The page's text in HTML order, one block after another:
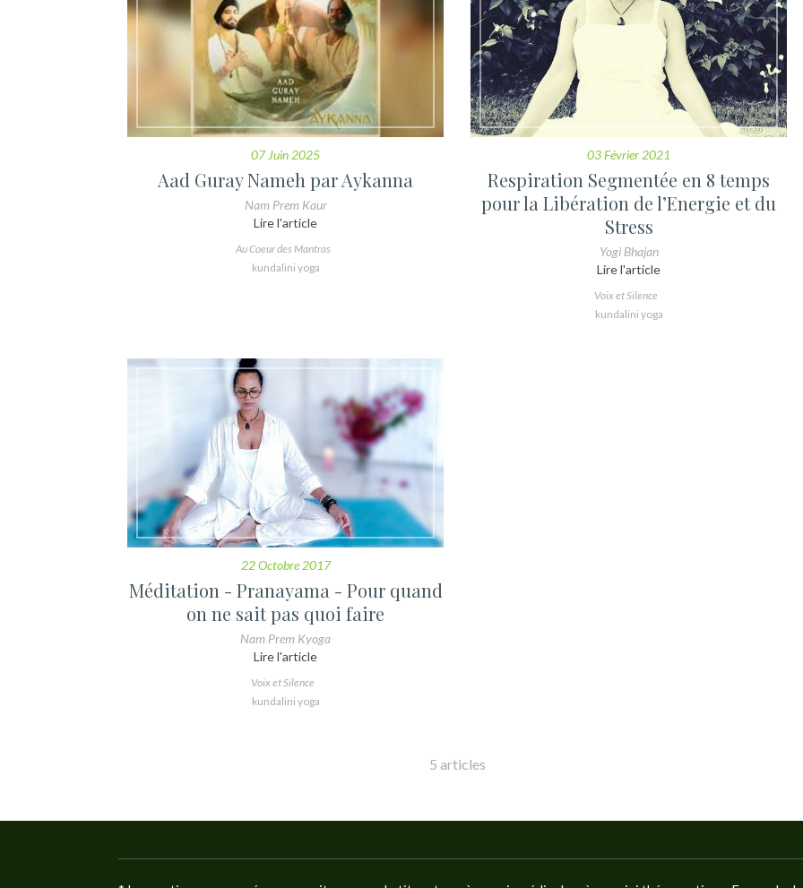
07 Juin 2025
Aad Guray Nameh par Aykanna
Nam Prem Kaur
Lire l'article
Au Coeur des Mantras
kundalini yoga
03 Février 2021
Respiration Segmentée en 8 temps
pour la Libération de l’Energie et du
Stress
Yogi Bhajan
Lire l'article
Voix et Silence
kundalini yoga
22 Octobre 2017
Méditation - Pranayama - Pour quand
on ne sait pas quoi faire
Nam Prem Kyoga
Lire l'article
Voix et Silence
kundalini yoga
5 articles